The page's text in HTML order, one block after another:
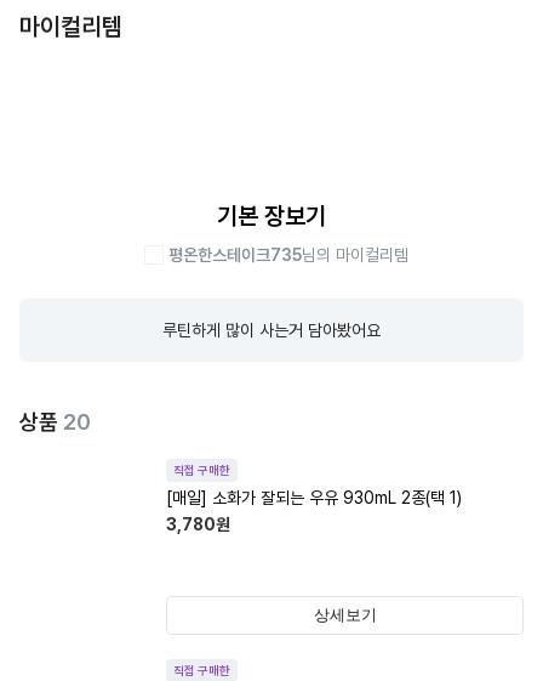
마이컬리템
기본 장보기
평온한스테이크735님의 마이컬리템
루틴하게 많이 사는거 담아봤어요
상품 20
직접 구매한
[매일] 소화가 잘되는 우유 930mL 2종(택 1)
3,780원
상세보기
직접 구매한